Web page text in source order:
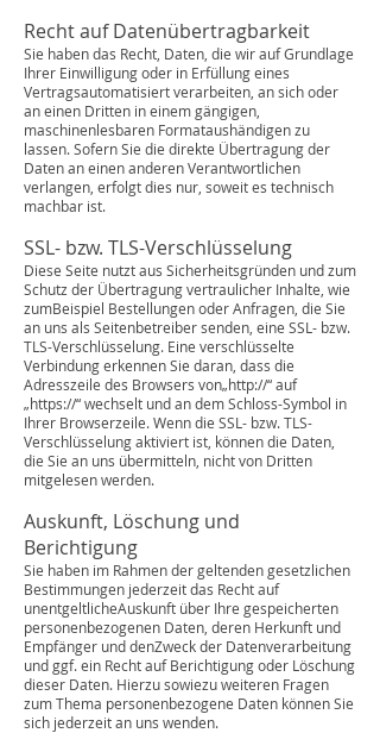
Recht auf Datenübertragbarkeit
Sie haben das Recht, Daten, die wir auf Grundlage
Ihrer Einwilligung oder in Erfüllung eines
Vertragsautomatisiert verarbeiten, an sich oder
an einen Dritten in einem gängigen,
maschinenlesbaren Formataushändigen zu
lassen. Sofern Sie die direkte Übertragung der
Daten an einen anderen Verantwortlichen
verlangen, erfolgt dies nur, soweit es technisch
machbar ist.
SSL- bzw. TLS-Verschlüsselung
Diese Seite nutzt aus Sicherheitsgründen und zum
Schutz der Übertragung vertraulicher Inhalte, wie
zumBeispiel Bestellungen oder Anfragen, die Sie
an uns als Seitenbetreiber senden, eine SSL- bzw.
TLS-Verschlüsselung. Eine verschlüsselte
Verbindung erkennen Sie daran, dass die
Adresszeile des Browsers von„http://“ auf
„https://“ wechselt und an dem Schloss-Symbol in
Ihrer Browserzeile. Wenn die SSL- bzw. TLS-
Verschlüsselung aktiviert ist, können die Daten,
die Sie an uns übermitteln, nicht von Dritten
mitgelesen werden.
Auskunft, Löschung und
Berichtigung
Sie haben im Rahmen der geltenden gesetzlichen
Bestimmungen jederzeit das Recht auf
unentgeltlicheAuskunft über Ihre gespeicherten
personenbezogenen Daten, deren Herkunft und
Empfänger und denZweck der Datenverarbeitung
und ggf. ein Recht auf Berichtigung oder Löschung
dieser Daten. Hierzu sowiezu weiteren Fragen
zum Thema personenbezogene Daten können Sie
sich jederzeit an uns wenden.